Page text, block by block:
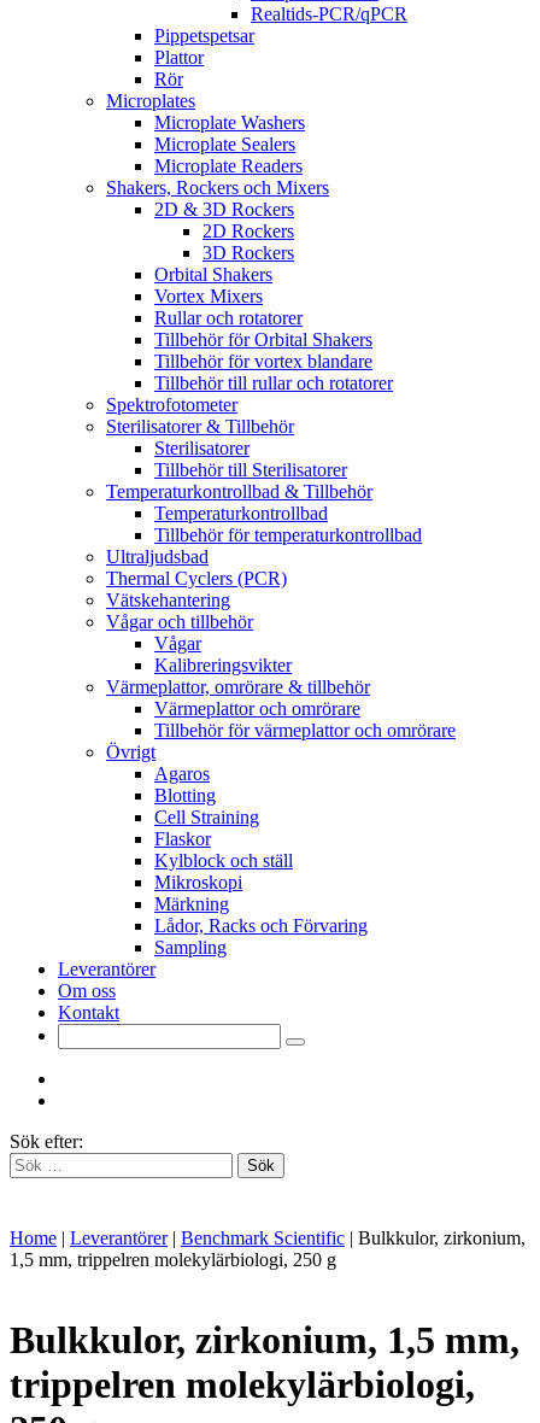
Realtids-PCR/qPCR
Pippetspetsar
Plattor
Rör
Microplates
Microplate Washers
Microplate Sealers
Microplate Readers
Shakers, Rockers och Mixers
2D & 3D Rockers
2D Rockers
3D Rockers
Orbital Shakers
Vortex Mixers
Rullar och rotatorer
Tillbehör för Orbital Shakers
Tillbehör för vortex blandare
Tillbehör till rullar och rotatorer
Spektrofotometer
Sterilisatorer & Tillbehör
Sterilisatorer
Tillbehör till Sterilisatorer
Temperaturkontrollbad & Tillbehör
Temperaturkontrollbad
Tillbehör för temperaturkontrollbad
Ultraljudsbad
Thermal Cyclers (PCR)
Vätskehantering
Vågar och tillbehör
Vågar
Kalibreringsvikter
Värmeplattor, omrörare & tillbehör
Värmeplattor och omrörare
Tillbehör för värmeplattor och omrörare
Övrigt
Agaros
Blotting
Cell Straining
Flaskor
Kylblock och ställ
Mikroskopi
Märkning
Lådor, Racks och Förvaring
Sampling
Leverantörer
Om oss
Kontakt
Sök efter:
Home | Leverantörer | Benchmark Scientific | Bulkkulor, zirkonium,
1,5 mm, trippelren molekylärbiologi, 250 g
Bulkkulor, zirkonium, 1,5 mm,
trippelren molekylärbiologi,